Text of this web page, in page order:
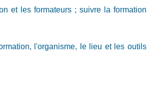
et les formateurs ; suivre la formation
l'organisme, le lieu et les outils